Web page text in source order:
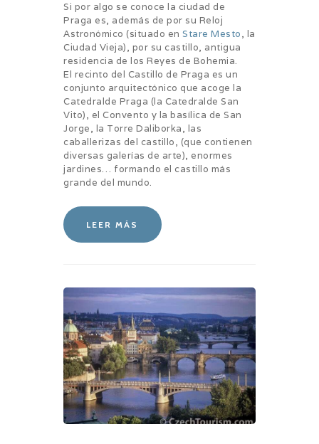
Si por algo se conoce la ciudad de
Praga es, además de por su Reloj
Astronómico (situado en Stare Mesto, la
Ciudad Vieja), por su castillo, antigua
residencia de los Reyes de Bohemia.
El recinto del Castillo de Praga es un
conjunto arquitectónico que acoge la
Catedralde Praga (la Catedralde San
Vito), el Convento y la basílica de San
Jorge, la Torre Daliborka, las
caballerizas del castillo, (que contienen
diversas galerías de arte), enormes
jardines… formando el castillo más
grande del mundo.
LEER MÁS